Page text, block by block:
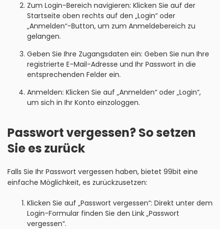
Zum Login-Bereich navigieren: Klicken Sie auf der
Startseite oben rechts auf den „Login“ oder
„Anmelden“-Button, um zum Anmeldebereich zu
gelangen.
Geben Sie Ihre Zugangsdaten ein: Geben Sie nun Ihre
registrierte E-Mail-Adresse und Ihr Passwort in die
entsprechenden Felder ein.
Anmelden: Klicken Sie auf „Anmelden“ oder „Login“,
um sich in Ihr Konto einzologgen.
Passwort vergessen? So setzen
Sie es zurück
Falls Sie Ihr Passwort vergessen haben, bietet 99bit eine
einfache Möglichkeit, es zurückzusetzen:
Klicken Sie auf „Passwort vergessen“: Direkt unter dem
Login-Formular finden Sie den Link „Passwort
vergessen“.